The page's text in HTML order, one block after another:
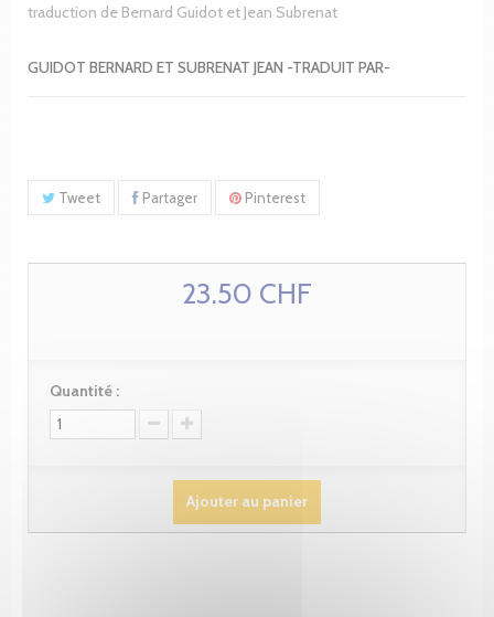
traduction de Bernard Guidot et Jean Subrenat
GUIDOT BERNARD ET SUBRENAT JEAN -TRADUIT PAR-
Tweet Partager Pinterest
23.50 CHF
Quantité :
Ajouter au panier